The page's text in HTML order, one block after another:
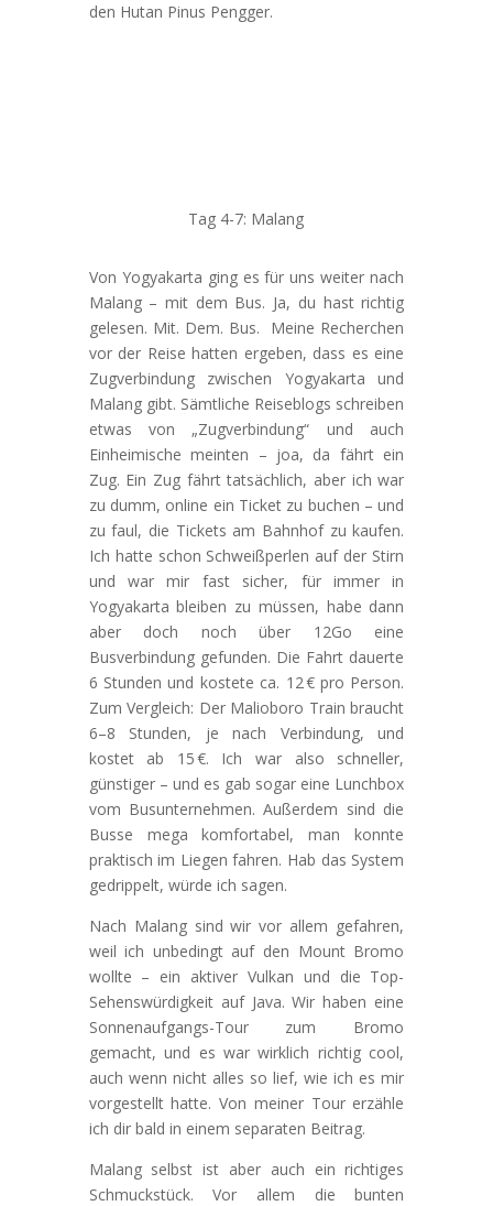
den Hutan Pinus Pengger.
Tag 4-7: Malang
Von Yogyakarta ging es für uns weiter nach
Malang – mit dem Bus. Ja, du hast richtig
gelesen. Mit. Dem. Bus. Meine Recherchen
vor der Reise hatten ergeben, dass es eine
Zugverbindung zwischen Yogyakarta und
Malang gibt. Sämtliche Reiseblogs schreiben
etwas von „Zugverbindung“ und auch
Einheimische meinten – joa, da fährt ein
Zug. Ein Zug fährt tatsächlich, aber ich war
zu dumm, online ein Ticket zu buchen – und
zu faul, die Tickets am Bahnhof zu kaufen.
Ich hatte schon Schweißperlen auf der Stirn
und war mir fast sicher, für immer in
Yogyakarta bleiben zu müssen, habe dann
aber doch noch über 12Go eine
Busverbindung gefunden. Die Fahrt dauerte
6 Stunden und kostete ca. 12 € pro Person.
Zum Vergleich: Der Malioboro Train braucht
6–8 Stunden, je nach Verbindung, und
kostet ab 15 €. Ich war also schneller,
günstiger – und es gab sogar eine Lunchbox
vom Busunternehmen. Außerdem sind die
Busse mega komfortabel, man konnte
praktisch im Liegen fahren. Hab das System
gedrippelt, würde ich sagen.
Nach Malang sind wir vor allem gefahren,
weil ich unbedingt auf den Mount Bromo
wollte – ein aktiver Vulkan und die Top-
Sehenswürdigkeit auf Java. Wir haben eine
Sonnenaufgangs-Tour zum Bromo
gemacht, und es war wirklich richtig cool,
auch wenn nicht alles so lief, wie ich es mir
vorgestellt hatte. Von meiner Tour erzähle
ich dir bald in einem separaten Beitrag.
Malang selbst ist aber auch ein richtiges
Schmuckstück. Vor allem die bunten